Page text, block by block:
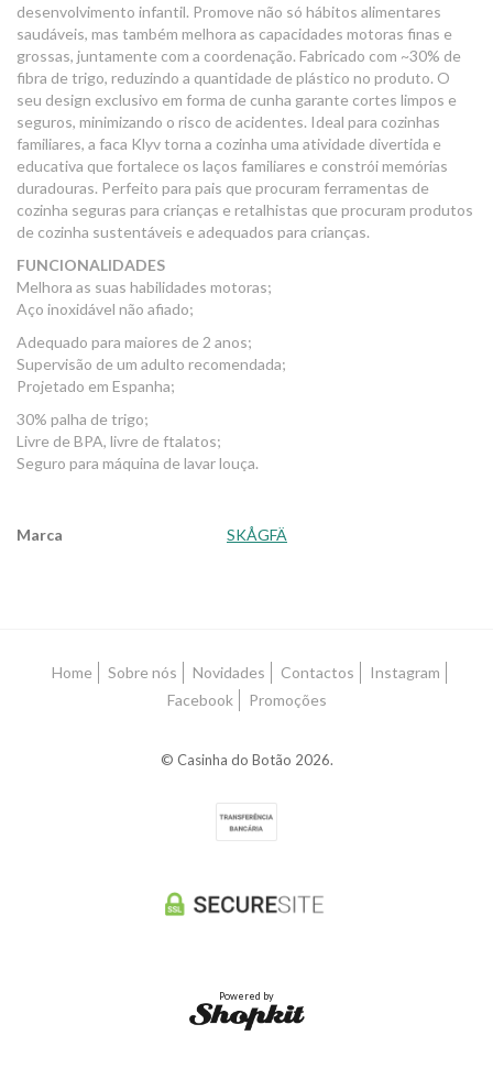
desenvolvimento infantil. Promove não só hábitos alimentares
saudáveis, mas também melhora as capacidades motoras finas e
grossas, juntamente com a coordenação. Fabricado com ~30% de
fibra de trigo, reduzindo a quantidade de plástico no produto. O
seu design exclusivo em forma de cunha garante cortes limpos e
seguros, minimizando o risco de acidentes. Ideal para cozinhas
familiares, a faca Klyv torna a cozinha uma atividade divertida e
educativa que fortalece os laços familiares e constrói memórias
duradouras. Perfeito para pais que procuram ferramentas de
cozinha seguras para crianças e retalhistas que procuram produtos
de cozinha sustentáveis ​​e adequados para crianças.
FUNCIONALIDADES
Melhora as suas habilidades motoras;
Aço inoxidável não afiado;
Adequado para maiores de 2 anos;
Supervisão de um adulto recomendada;
Projetado em Espanha;
30% palha de trigo;
Livre de BPA, livre de ftalatos;
Seguro para máquina de lavar louça.
Marca
SKÅGFÄ
Home Sobre nós Novidades Contactos
Instagram
Facebook
Promoções
© Casinha do Botão 2026.
Powered by